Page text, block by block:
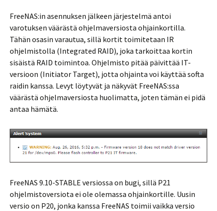
FreeNAS:in asennuksen jälkeen järjestelmä antoi
varotuksen väärästä ohjelmaversiosta ohjainkortilla.
Tähän osasin varautua, sillä kortit toimitetaan IR
ohjelmistolla (Integrated RAID), joka tarkoittaa kortin
sisäistä RAID toimintoa. Ohjelmisto pitää päivittää IT-
versioon (Initiator Target), jotta ohjainta voi käyttää softa
raidin kanssa. Levyt löytyvät ja näkyvät FreeNAS:ssa
väärästä ohjelmaversiosta huolimatta, joten tämän ei pidä
antaa hämätä.
FreeNAS 9.10-STABLE versiossa on bugi, sillä P21
ohjelmistoversiota ei ole olemassa ohjainkortille. Uusin
versio on P20, jonka kanssa FreeNAS toimii vaikka versio